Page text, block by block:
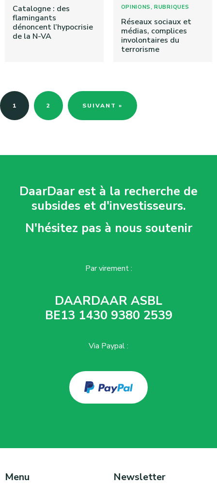
Catalogne : des
flamingants
dénoncent l’hypocrisie
de la N-VA
OPINIONS,RUBRIQUES
Réseaux sociaux et
médias, complices
involontaires du
terrorisme
1 2 SUIVANT »
DaarDaar est à la recherche de
subsides et d'investisseurs.
N'hésitez pas à nous soutenir
Par virement :
DAARDAAR ASBL
BE13 1430 9380 2539
Via Paypal :
Menu Newsletter